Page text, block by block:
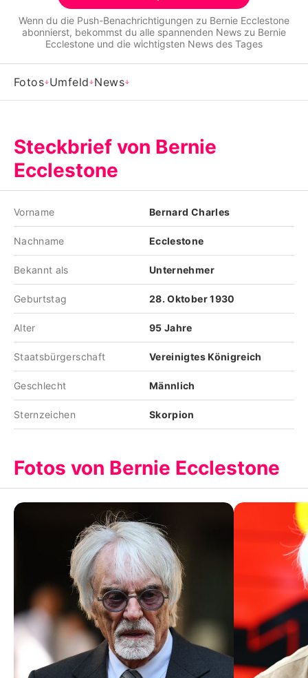
App runterladen
Team
Impressum
Nutzungsbedingungen
Utiq verwalten
Wenn du die Push-Benachrichtigungen zu Bernie Ecclestone
abonnierst, bekommst du alle spannenden News zu Bernie
Ecclestone und die wichtigsten News des Tages
Fotos Umfeld News
Steckbrief von Bernie
Ecclestone
Vorname Bernard Charles
Nachname Ecclestone
Bekannt als Unternehmer
Geburtstag 28. Oktober 1930
Alter 95 Jahre
Staatsbürgerschaft Vereinigtes Königreich
Geschlecht Männlich
Sternzeichen Skorpion
Fotos von Bernie Ecclestone